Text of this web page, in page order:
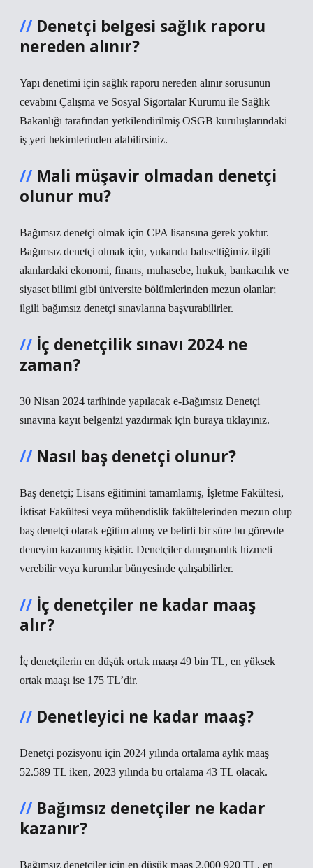
Denetçi belgesi sağlık raporu
nereden alınır?
Yapı denetimi için sağlık raporu nereden alınır sorusunun
cevabını Çalışma ve Sosyal Sigortalar Kurumu ile Sağlık
Bakanlığı tarafından yetkilendirilmiş OSGB kuruluşlarındaki
iş yeri hekimlerinden alabilirsiniz.
Mali müşavir olmadan denetçi
olunur mu?
Bağımsız denetçi olmak için CPA lisansına gerek yoktur.
Bağımsız denetçi olmak için, yukarıda bahsettiğimiz ilgili
alanlardaki ekonomi, finans, muhasebe, hukuk, bankacılık ve
siyaset bilimi gibi üniversite bölümlerinden mezun olanlar;
ilgili bağımsız denetçi sınavlarına başvurabilirler.
İç denetçilik sınavı 2024 ne
zaman?
30 Nisan 2024 tarihinde yapılacak e-Bağımsız Denetçi
sınavına kayıt belgenizi yazdırmak için buraya tıklayınız.
Nasıl baş denetçi olunur?
Baş denetçi; Lisans eğitimini tamamlamış, İşletme Fakültesi,
İktisat Fakültesi veya mühendislik fakültelerinden mezun olup
baş denetçi olarak eğitim almış ve belirli bir süre bu görevde
deneyim kazanmış kişidir. Denetçiler danışmanlık hizmeti
verebilir veya kurumlar bünyesinde çalışabilirler.
İç denetçiler ne kadar maaş
alır?
İç denetçilerin en düşük ortak maaşı 49 bin TL, en yüksek
ortak maaşı ise 175 TL’dir.
Denetleyici ne kadar maaş?
Denetçi pozisyonu için 2024 yılında ortalama aylık maaş
52.589 TL iken, 2023 yılında bu ortalama 43 TL olacak.
Bağımsız denetçiler ne kadar
kazanır?
Bağımsız denetçiler için en düşük maaş 2.000 920 TL, en